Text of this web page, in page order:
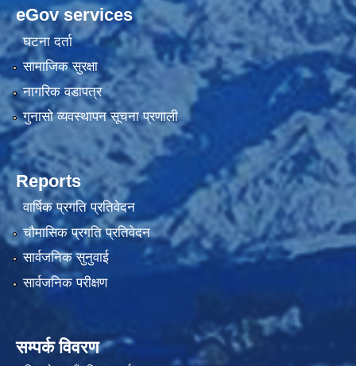
eGov services
घटना दर्ता
सामाजिक सुरक्षा
नागरिक वडापत्र
गुनासो व्यवस्थापन सूचना प्रणाली
Reports
वार्षिक प्रगति प्रतिवेदन
चौमासिक प्रगति प्रतिवेदन
सार्वजनिक सुनुवाई
सार्वजनिक परीक्षण
सम्पर्क विवरण